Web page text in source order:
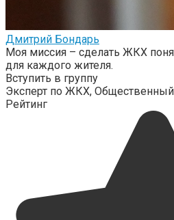
Дмитрий Бондарь
Моя миссия – сделать ЖКХ
для каждого жителя.
Вступить в группу
Эксперт по ЖКХ, Общественный
Рейтинг